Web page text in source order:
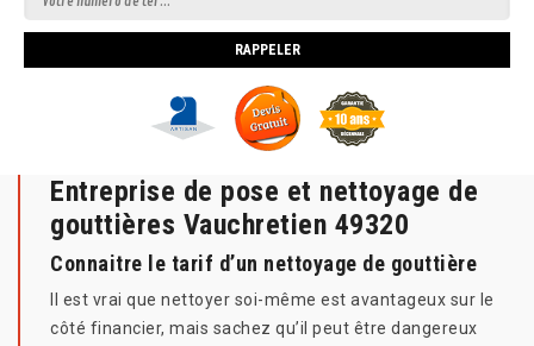
Entreprise de pose et nettoyage de
gouttières Vauchretien 49320
Connaitre le tarif d’un nettoyage de gouttière
Il est vrai que nettoyer soi-même est avantageux sur le
côté financier, mais sachez qu’il peut être dangereux